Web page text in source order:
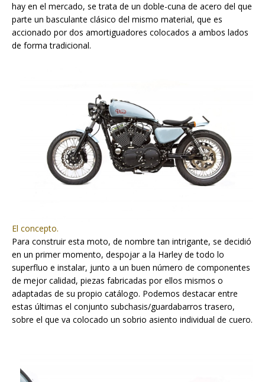
hay en el mercado, se trata de un doble-cuna de acero del que
parte un basculante clásico del mismo material, que es
accionado por dos amortiguadores colocados a ambos lados
de forma tradicional.
El concepto.
Para construir esta moto, de nombre tan intrigante, se decidió
en un primer momento, despojar a la Harley de todo lo
superfluo e instalar, junto a un buen número de componentes
de mejor calidad, piezas fabricadas por ellos mismos o
adaptadas de su propio catálogo. Podemos destacar entre
estas últimas el conjunto subchasis/guardabarros trasero,
sobre el que va colocado un sobrio asiento individual de cuero.